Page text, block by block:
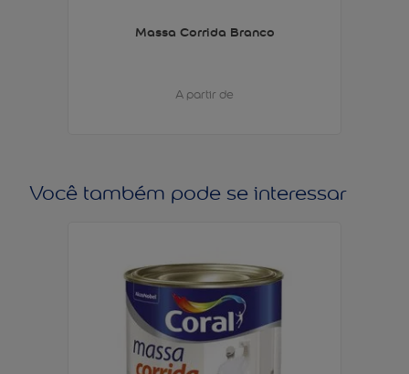
Massa Corrida Branco
A partir de
Você também pode se interessar